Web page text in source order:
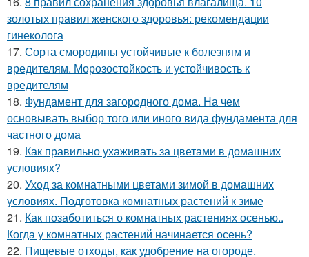
золотых правил женского здоровья: рекомендации
гинеколога
17. Сорта смородины устойчивые к болезням и
вредителям. Морозостойкость и устойчивость к
вредителям
18. Фундамент для загородного дома. На чем
основывать выбор того или иного вида фундамента для
частного дома
19. Как правильно ухаживать за цветами в домашних
условиях?
20. Уход за комнатными цветами зимой в домашних
условиях. Подготовка комнатных растений к зиме
21. Как позаботиться о комнатных растениях осенью..
Когда у комнатных растений начинается осень?
22. Пищевые отходы, как удобрение на огороде.